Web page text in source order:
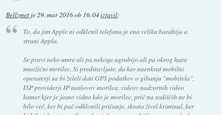
Bellzmet je29. mar 2016 ob 16:04izjavil:
To, da jim Apple ni odklenil telefona je ena velika barabija a
strani Appla.
Se pravi neko umre ali pa nekoga ugrabijo ali pa okrog hara
množični morilec. Si predstavljate, da kar naenkrat mobilni
operaterji ne bi želeli dati GPS podatkov o gibanju "mobitela",
ISP providerji IP naslovov morilca, videov nadzornih video
kamer kjer je jasno vidno kdo je morilec, prič na sodiščih ne bi
bilo več, ker bi pač odklonili pričanje, skrata živel kriminal, ker